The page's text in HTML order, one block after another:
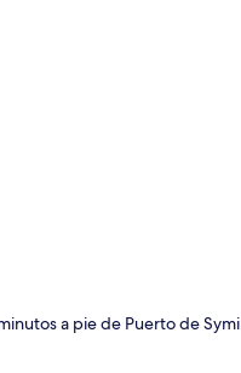
a pie de Puerto de Symi.